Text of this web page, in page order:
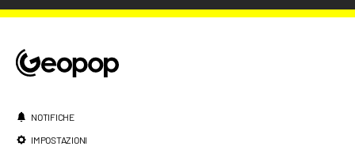
NOTIFICHE
IMPOSTAZIONI